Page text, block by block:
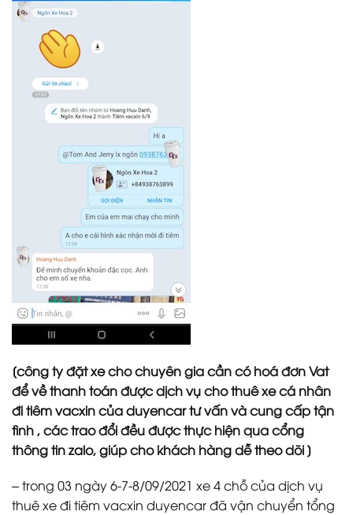
[công ty đặt xe cho chuyên gia cần có hoá đơn Vat
để về thanh toán được dịch vụ cho thuê xe cá nhân
đi tiêm vacxin của duyencar tư vấn và cung cấp tận
tình , các trao đổi đều được thực hiện qua cổng
thông tin zalo, giúp cho khách hàng dễ theo dõi ]
– trong 03 ngày 6-7-8/09/2021 xe 4 chỗ của dịch vụ
thuê xe đi tiêm vacxin duyencar đã vận chuyển tổng